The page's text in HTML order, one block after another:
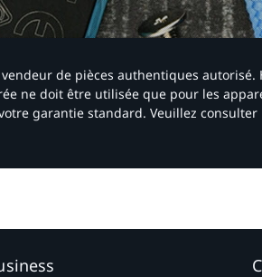
de pièces authentiques
ne doit être utilisée que pour les
garantie standard. Veuillez consulter